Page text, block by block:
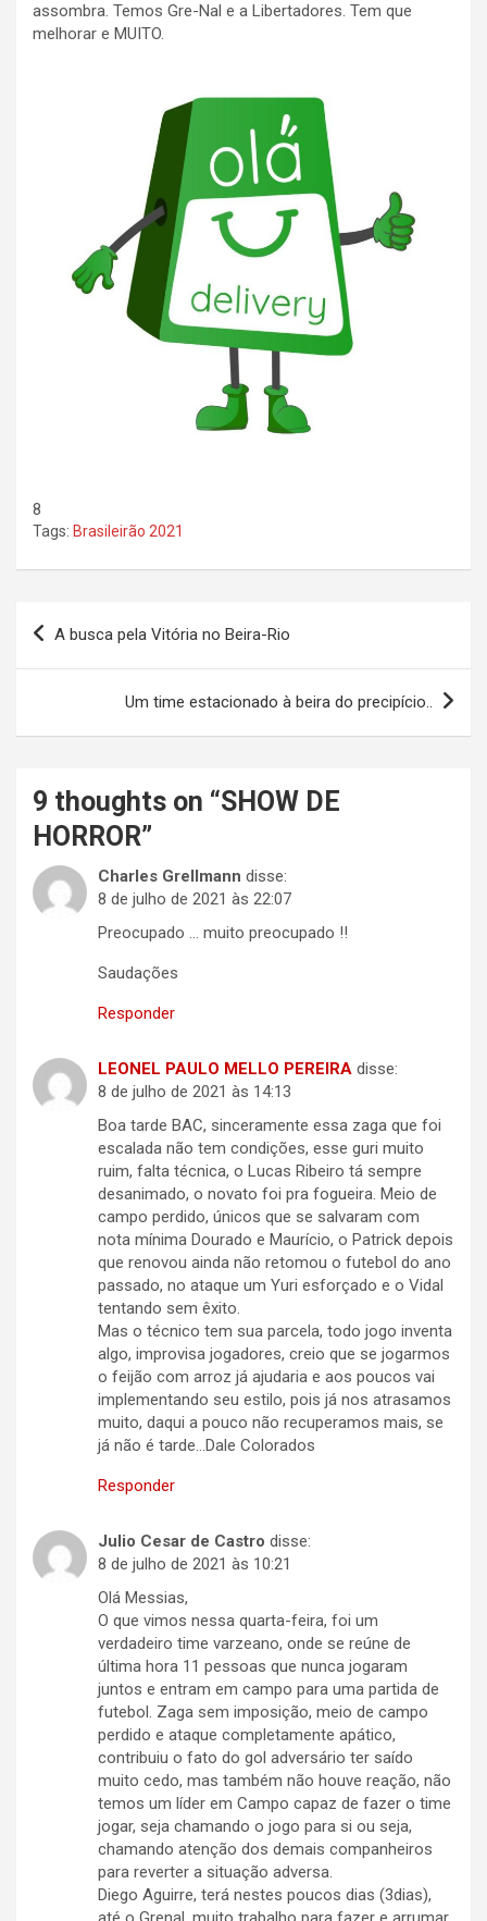
assombra. Temos Gre-Nal e a Libertadores. Tem que
melhorar e MUITO.
8
Tags: Brasileirão 2021
Navegação
A busca pela Vitória no Beira-Rio
Um time estacionado à beira do precipício..
9 thoughts on “SHOW DE
HORROR”
Charles Grellmann disse:
8 de julho de 2021 às 22:07
Preocupado … muito preocupado !!
Saudações
Responder
LEONEL PAULO MELLO PEREIRA disse:
8 de julho de 2021 às 14:13
Boa tarde BAC, sinceramente essa zaga que foi
escalada não tem condições, esse guri muito
ruim, falta técnica, o Lucas Ribeiro tá sempre
desanimado, o novato foi pra fogueira. Meio de
campo perdido, únicos que se salvaram com
nota mínima Dourado e Maurício, o Patrick depois
que renovou ainda não retomou o futebol do ano
passado, no ataque um Yuri esforçado e o Vidal
tentando sem êxito.
Mas o técnico tem sua parcela, todo jogo inventa
algo, improvisa jogadores, creio que se jogarmos
o feijão com arroz já ajudaria e aos poucos vai
implementando seu estilo, pois já nos atrasamos
muito, daqui a pouco não recuperamos mais, se
já não é tarde…Dale Colorados
Responder
Julio Cesar de Castro disse:
8 de julho de 2021 às 10:21
Olá Messias,
O que vimos nessa quarta-feira, foi um
verdadeiro time varzeano, onde se reúne de
última hora 11 pessoas que nunca jogaram
juntos e entram em campo para uma partida de
futebol. Zaga sem imposição, meio de campo
perdido e ataque completamente apático,
contribuiu o fato do gol adversário ter saído
muito cedo, mas também não houve reação, não
temos um líder em Campo capaz de fazer o time
jogar, seja chamando o jogo para si ou seja,
chamando atenção dos demais companheiros
para reverter a situação adversa.
Diego Aguirre, terá nestes poucos dias (3dias),